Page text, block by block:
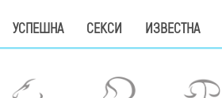
УСПЕШНА СЕКСИ ИЗВЕСТНА